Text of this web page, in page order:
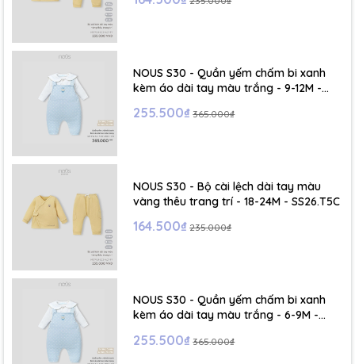
NOUS S30 - Quần yếm chấm bi xanh
kèm áo dài tay màu trắng - 9-12M -
255.500₫ 365.000₫
NOUS S30 - Bộ cài lệch dài tay màu
vàng thêu trang trí - 18-24M - SS26.T5C
164.500₫ 235.000₫
NOUS S30 - Quần yếm chấm bi xanh
kèm áo dài tay màu trắng - 6-9M -
255.500₫ 365.000₫